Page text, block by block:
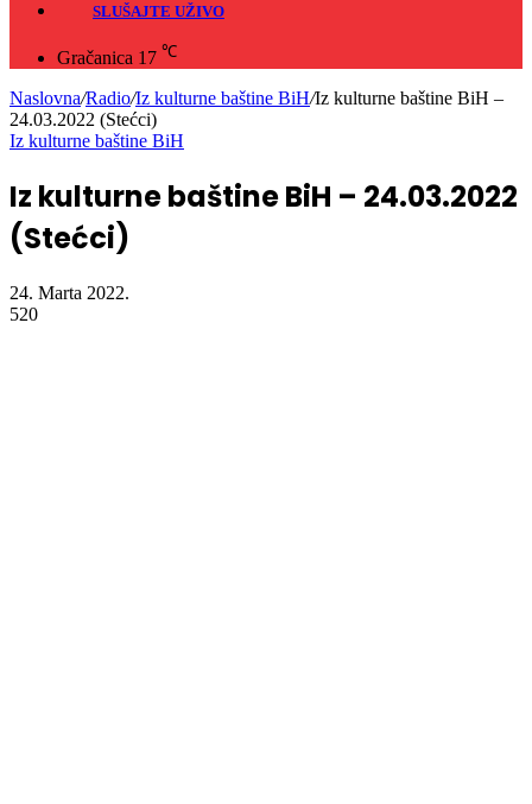
SLUŠAJTE UŽIVO
Gračanica 17 ℃
Naslovna/Radio/Iz kulturne baštine BiH/Iz kulturne baštine BiH –
24.03.2022 (Stećci)
Iz kulturne baštine BiH
Iz kulturne baštine BiH – 24.03.2022
(Stećci)
24. Marta 2022.
520